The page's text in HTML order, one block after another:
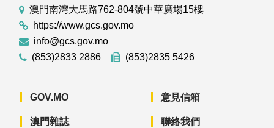
澳門南灣大馬路762-804號中華廣場15樓
https://www.gcs.gov.mo
info@gcs.gov.mo
(853)2833 2886
(853)2835 5426
GOV.MO
澳門雜誌
意見信箱
聯絡我們